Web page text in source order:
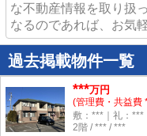
な不動産情報を取り扱
なるのであれば、お気
過去掲載物件一覧
***万円
(管理費・共益費
敷：***｜礼：***
2階 / *** / ***